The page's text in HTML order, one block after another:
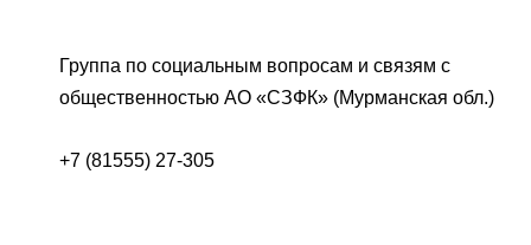
Группа по социальным вопросам и связям с
общественностью АО «СЗФК» (Мурманская обл.)
+7 (81555) 27-305